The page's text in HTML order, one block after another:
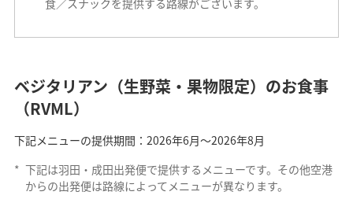
ベジタリアン（生野菜・果物限定）のお食事
（RVML）
下記メニューの提供期間：2026年6月～2026年8月
* 下記は羽田・成田出発便で提供するメニューです。その他空港
からの出発便は路線によってメニューが異なります。